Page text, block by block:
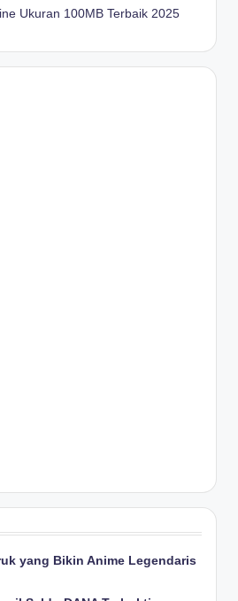
Ukuran 100MB Terbaik 2025
yang Bikin Anime Legendaris